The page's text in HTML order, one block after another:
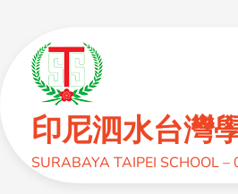
印尼泗水台灣
SURABAYA TAIPEI SCHOOL